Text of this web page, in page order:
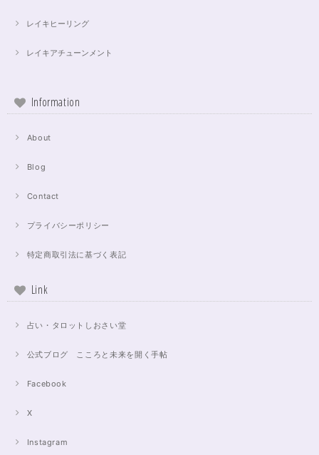
レイキヒーリング
レイキアチューンメント
Information
About
Blog
Contact
プライバシーポリシー
特定商取引法に基づく表記
Link
占い・タロットしおさい堂
公式ブログ こころと未来を開く手帖
Facebook
X
Instagram